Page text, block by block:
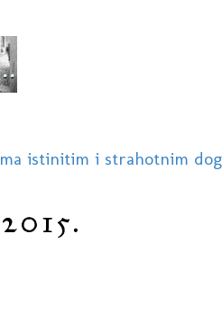
istinitim i strahotnim